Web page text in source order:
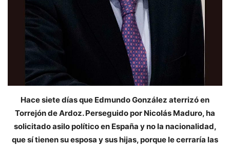
Hace siete días que Edmundo González aterrizó en
Torrejón de Ardoz. Perseguido por Nicolás Maduro, ha
solicitado asilo político en España y no la nacionalidad,
que sí tienen su esposa y sus hijas, porque le cerraría las